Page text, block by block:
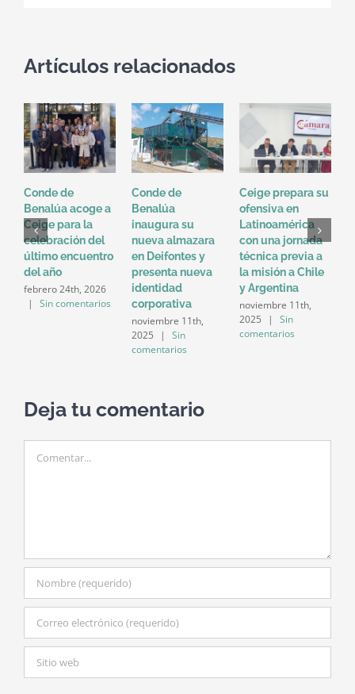
Artículos relacionados
Conde de
Benalúa acoge a
Ceige para la
celebración del
último encuentro
del año
febrero 24th, 2026
|
Sin comentarios
Conde de
Benalúa
inaugura su
nueva almazara
en Deifontes y
presenta nueva
identidad
corporativa
noviembre 11th,
2025
|
Sin
comentarios
Ceige prepara su
ofensiva en
Latinoamérica
con una jornada
técnica previa a
la misión a Chile
y Argentina
noviembre 11th,
2025
|
Sin
comentarios
Deja tu comentario